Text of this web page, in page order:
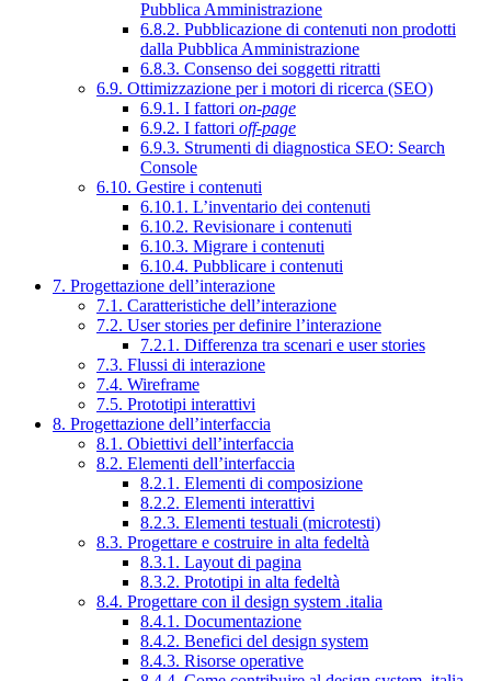
Pubblica Amministrazione
6.8.2. Pubblicazione di contenuti non prodotti
dalla Pubblica Amministrazione
6.8.3. Consenso dei soggetti ritratti
6.9. Ottimizzazione per i motori di ricerca (SEO)
6.9.1. I fattori on-page
6.9.2. I fattori off-page
6.9.3. Strumenti di diagnostica SEO: Search
Console
6.10. Gestire i contenuti
6.10.1. L’inventario dei contenuti
6.10.2. Revisionare i contenuti
6.10.3. Migrare i contenuti
6.10.4. Pubblicare i contenuti
7. Progettazione dell’interazione
7.1. Caratteristiche dell’interazione
7.2. User stories per definire l’interazione
7.2.1. Differenza tra scenari e user stories
7.3. Flussi di interazione
7.4. Wireframe
7.5. Prototipi interattivi
8. Progettazione dell’interfaccia
8.1. Obiettivi dell’interfaccia
8.2. Elementi dell’interfaccia
8.2.1. Elementi di composizione
8.2.2. Elementi interattivi
8.2.3. Elementi testuali (microtesti)
8.3. Progettare e costruire in alta fedeltà
8.3.1. Layout di pagina
8.3.2. Prototipi in alta fedeltà
8.4. Progettare con il design system .italia
8.4.1. Documentazione
8.4.2. Benefici del design system
8.4.3. Risorse operative